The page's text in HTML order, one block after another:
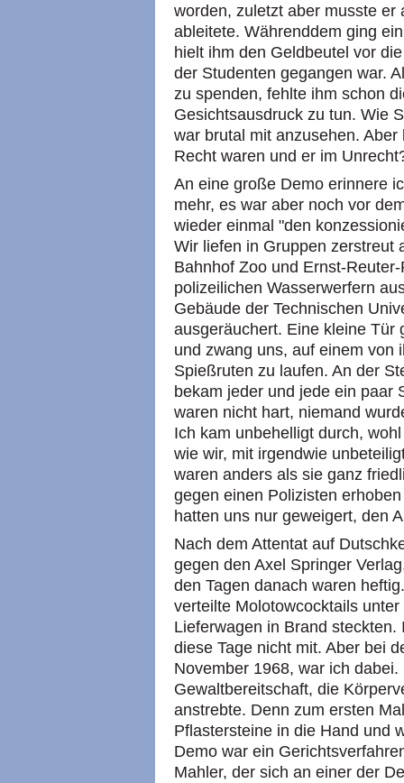
worden, zuletzt aber musste
ableitete. Währenddem ging
hielt ihm den Geldbeutel vor
der Studenten gegangen war.
zu spenden, fehlte ihm schon
Gesichtsausdruck zu tun. Wie
war brutal mit anzusehen.
Recht waren und er im
An eine große Demo erinnere
mehr, es war aber noch vor
wieder einmal "den
Wir liefen in Gruppen zerstreut
Bahnhof Zoo und Ernst-
polizeilichen Wasserwerfern
Gebäude der Technischen
ausgeräuchert. Eine kleine Tür
und zwang uns, auf einem von
Spießruten zu laufen. An der
bekam jeder und jede ein paar
waren nicht hart, niemand
Ich kam unbehelligt durch,
wie wir, mit irgendwie
waren anders als sie ganz
gegen einen Polizisten
hatten uns nur geweigert, den
Nach dem Attentat auf
gegen den Axel Springer
den Tagen danach waren
verteilte Molotowcocktails
Lieferwagen in Brand
diese Tage nicht mit. Aber bei
November 1968, war ich
Gewaltbereitschaft, die
anstrebte. Denn zum ersten
Pflastersteine in die Hand und
Demo war ein
Mahler, der sich an einer der